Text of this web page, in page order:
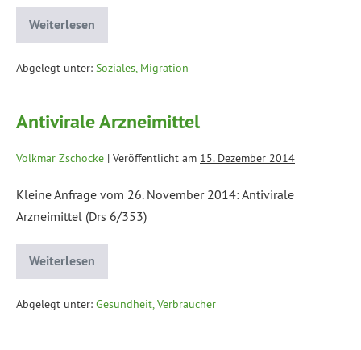
Weiterlesen
Abgelegt unter: Soziales, Migration
Antivirale Arzneimittel
Volkmar Zschocke | Veröffentlicht am 15. Dezember 2014
Kleine Anfrage vom 26. November 2014: Antivirale
Arzneimittel (Drs 6/353)
Weiterlesen
Abgelegt unter: Gesundheit, Verbraucher